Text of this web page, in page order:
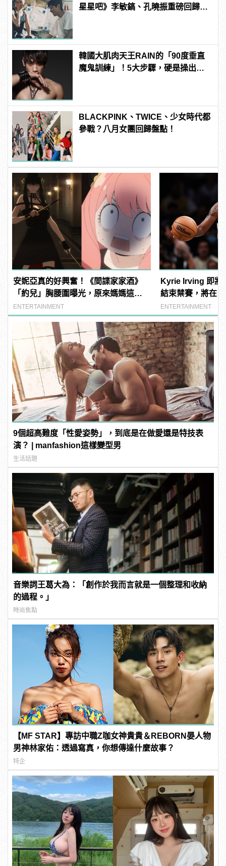
星星吧》李敏鎬、孔曉振重磅回歸主
韓國大肌肉天王RAIN的「90度垂直
魔鬼訓練」！5大步驟，硬是操出你
BLACKPINK、TWICE、少女時代都
參戰？八月女團回歸盤點！
安妮亞真的好興奮！《間諜家家酒》
「約兒」胸腰圍曝光，原來媽媽這麼
辣！
ENTERTAINMENT
Kyrie Irving 即將
結束禁賽，將在
ENTERTAINMENT
9個超高難度「性愛姿勢」，到底是在做愛還是特技表
演？ | manfashion這樣變型男
生活話題
音樂詞王葛大為：「創作於我而言就是一個整理和收納
的過程。」
時尚焦點
【MF STAR】專訪中職Z咖女神貴貴＆REBORN晏人物
男神林家佑：透過寫真，你想傳達什麼故事？
特企